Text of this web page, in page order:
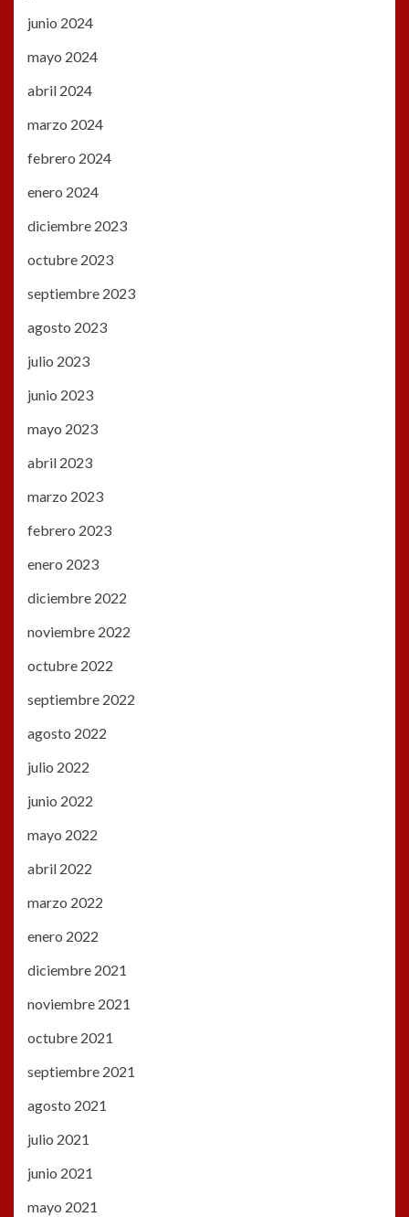
junio 2024
mayo 2024
abril 2024
marzo 2024
febrero 2024
enero 2024
diciembre 2023
octubre 2023
septiembre 2023
agosto 2023
julio 2023
junio 2023
mayo 2023
abril 2023
marzo 2023
febrero 2023
enero 2023
diciembre 2022
noviembre 2022
octubre 2022
septiembre 2022
agosto 2022
julio 2022
junio 2022
mayo 2022
abril 2022
marzo 2022
enero 2022
diciembre 2021
noviembre 2021
octubre 2021
septiembre 2021
agosto 2021
julio 2021
junio 2021
mayo 2021